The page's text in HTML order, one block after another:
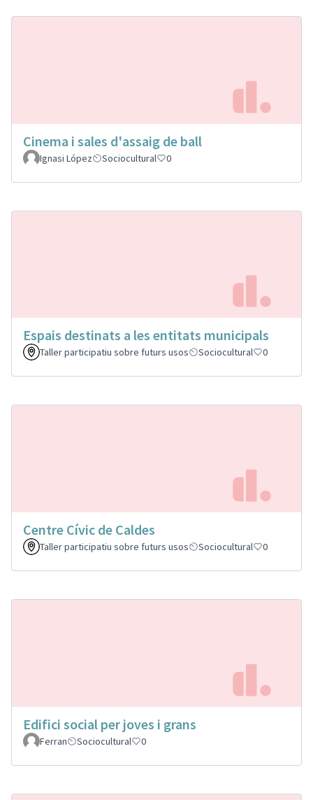
Cinema i sales d'assaig de ball
Ignasi López Sociocultural 0
Espais destinats a les entitats municipals
Taller participatiu sobre futurs usos Sociocultural 0
Centre Cívic de Caldes
Taller participatiu sobre futurs usos Sociocultural 0
Edifici social per joves i grans
Ferran Sociocultural 0